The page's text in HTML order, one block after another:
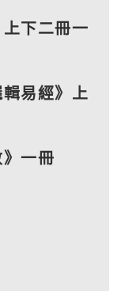
上下二冊一
易經》上
》一冊